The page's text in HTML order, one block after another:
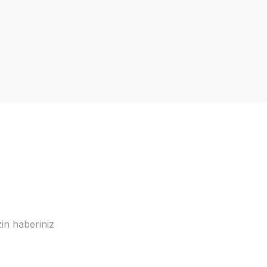
haberiniz